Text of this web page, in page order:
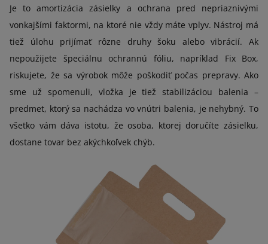
Je to amortizácia zásielky a ochrana pred nepriaznivými
vonkajšími faktormi, na ktoré nie vždy máte vplyv. Nástroj má
tiež úlohu prijímať rôzne druhy šoku alebo vibrácií. Ak
nepoužijete špeciálnu ochrannú fóliu, napríklad Fix Box,
riskujete, že sa výrobok môže poškodiť počas prepravy. Ako
sme už spomenuli, vložka je tiež stabilizáciou balenia –
predmet, ktorý sa nachádza vo vnútri balenia, je nehybný. To
všetko vám dáva istotu, že osoba, ktorej doručíte zásielku,
dostane tovar bez akýchkoľvek chýb.